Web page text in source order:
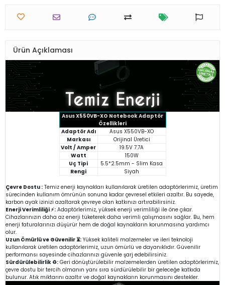
Ürün Açıklaması
Asus X550VB-XO Notebook Adaptör
Özellikleri
Adaptör Adı
Asus X550VB-XO
Markası
Orijinal Üretici
Volt / Amper
19.5V 7.7A
Watt
150W
Uç Tipi
5.5*2.5mm - Slim Kasa
Rengi
Siyah
Çevre Dostu : Temiz enerji kaynakları kullanılarak üretilen adaptörlerimiz, üretim
sürecinden kullanım ömrünün sonuna kadar çevresel etkileri azaltır. Bu sayede,
karbon ayak izinizi azaltarak çevreye olan katkınızı artırabilirsiniz.
Enerji Verimliliği ⚡: Adaptörlerimiz, yüksek enerji verimliliği ile öne çıkar.
Cihazlarınızın daha az enerji tüketerek daha verimli çalışmasını sağlar. Bu, hem
enerji faturalarınızı düşürür hem de doğal kaynakların korunmasına yardımcı
olur.
Uzun Ömürlü ve Güvenilir ⏳: Yüksek kaliteli malzemeler ve ileri teknoloji
kullanılarak üretilen adaptörlerimiz, uzun ömürlü ve dayanıklıdır. Güvenilir
performansı sayesinde cihazlarınızı güvenle şarj edebilirsiniz.
Sürdürülebilirlik ♻️: Geri dönüştürülebilir malzemelerden üretilen adaptörlerimiz,
çevre dostu bir tercih olmanın yanı sıra sürdürülebilir bir geleceğe katkıda
bulunur. Atık miktarını azaltır ve doğal kaynakların korunmasını destekler.